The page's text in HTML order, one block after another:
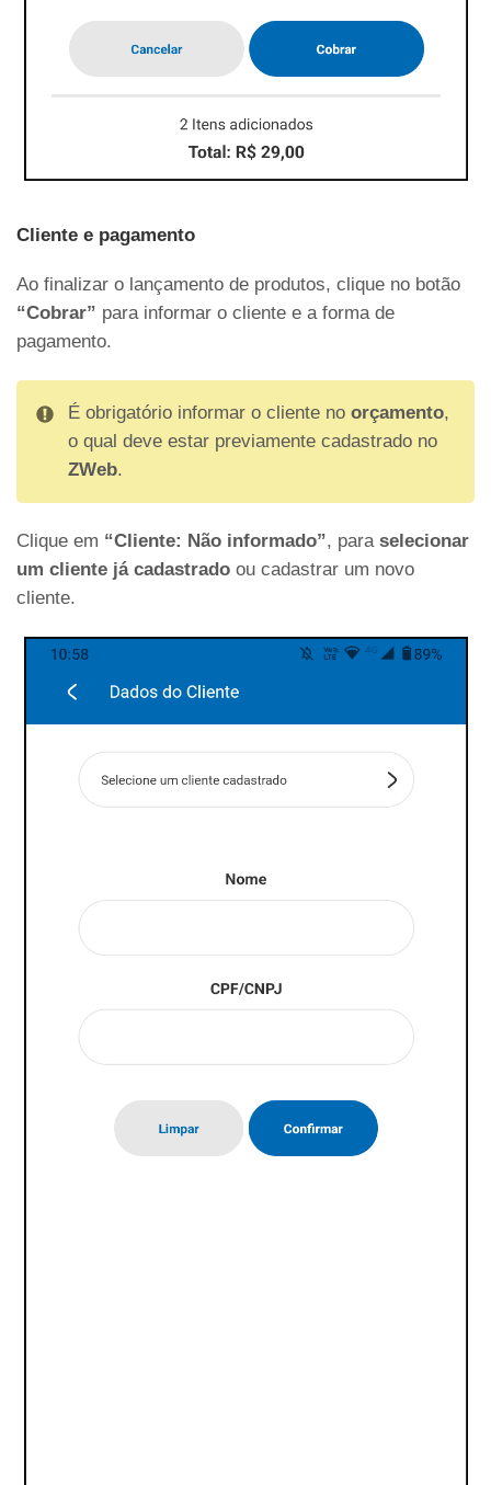
Cliente e pagamento
Ao finalizar o lançamento de produtos, clique no botão
“Cobrar” para informar o cliente e a forma de
pagamento.
É obrigatório informar o cliente no orçamento,
o qual deve estar previamente cadastrado no
ZWeb.
Clique em “Cliente: Não informado”, para selecionar
um cliente já cadastrado ou cadastrar um novo
cliente.